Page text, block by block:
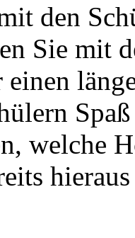
den
Sie mit
welche